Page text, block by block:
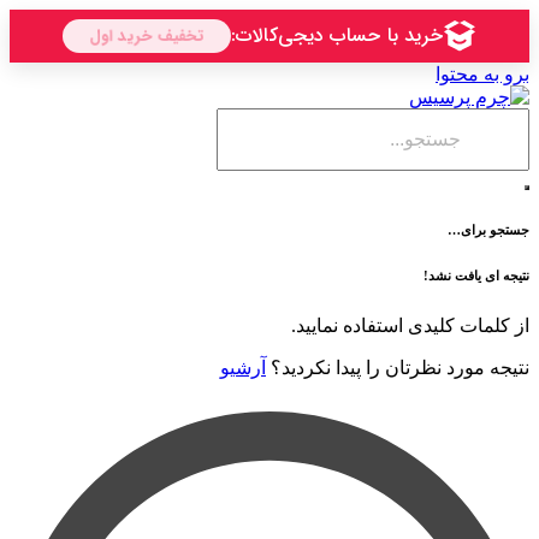
نشد!
کلیدی استفاده نمایید.
نظرتان را پیدا نکردید؟ آرشیو